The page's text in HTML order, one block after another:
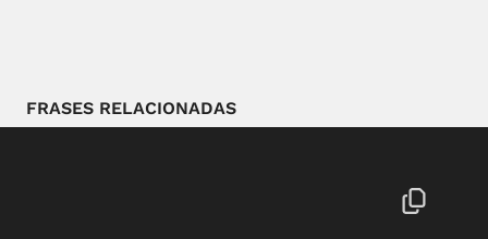
FRASES RELACIONADAS